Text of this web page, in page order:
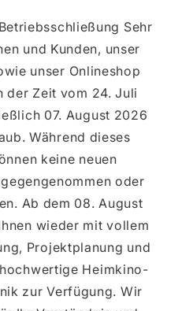
Sehr
und Kunden, unser
unser Onlineshop
der Zeit vom 24. Juli
07. August 2026
Während dieses
keine neuen
oder
Ab dem 08. August
wieder mit vollem
Projektplanung und
Heimkino-
zur Verfügung. Wir